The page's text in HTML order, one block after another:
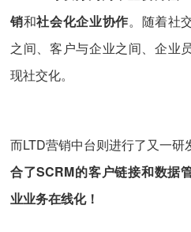
销和社会化企业协作。随着社
之间、客户与企业之间、企业
现社交化。
而LTD营销中台则进行了又一研
合了SCRM的客户链接和数据
业业务在线化！